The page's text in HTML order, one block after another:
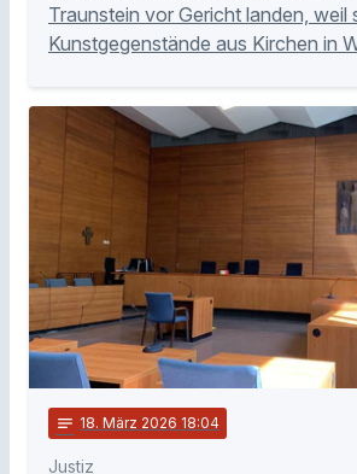
Traunstein vor Gericht landen, weil
Kunstgegenstände aus Kirchen in
notes 18. März 2026 18:04
Justiz